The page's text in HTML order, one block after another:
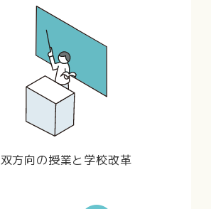
双方向の授業と学校改革